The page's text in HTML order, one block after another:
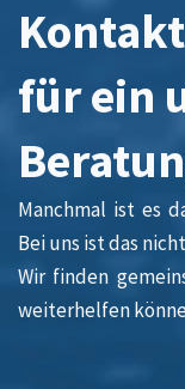
für ein
Manchmal ist es
Bei uns ist das
Wir finden
weiterhelfen